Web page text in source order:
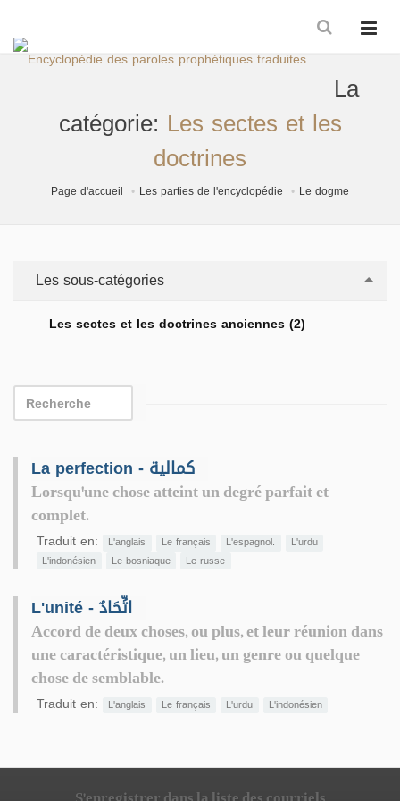
La
catégorie: Les sectes et les
doctrines
Page d'accueil Les parties de l'encyclopédie Le dogme
Les sous-catégories
Les sectes et les doctrines anciennes (2)
La perfection - كمالية
Lorsqu'une chose atteint un degré parfait et
complet.
Traduit en: L'anglais Le français L'espagnol.
L'urdu
L'indonésien
Le bosniaque Le russe
L'unité - اتِّحَادٌ
Accord de deux choses, ou plus, et leur réunion dans
une caractéristique, un lieu, un genre ou quelque
chose de semblable.
Traduit en: L'anglais Le français L'urdu L'indonésien